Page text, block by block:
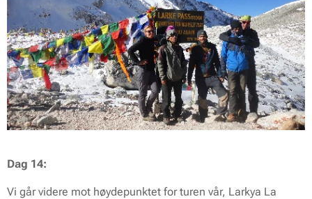
Dag 14:
Vi går videre mot høydepunktet for turen vår, Larkya La